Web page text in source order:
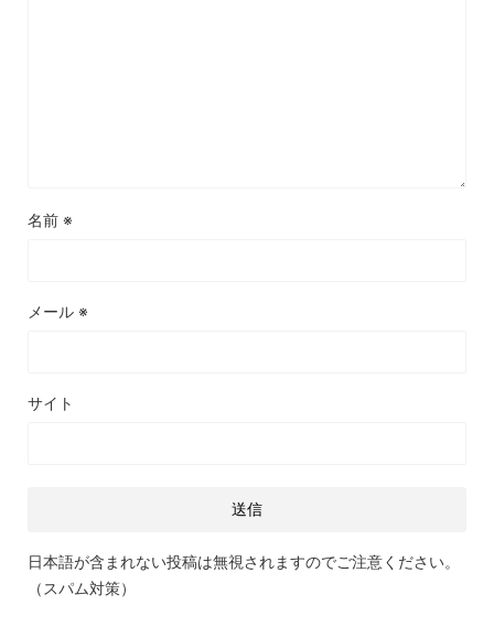
名前 ※
メール ※
サイト
日本語が含まれない投稿は無視されますのでご注意ください。
（スパム対策）